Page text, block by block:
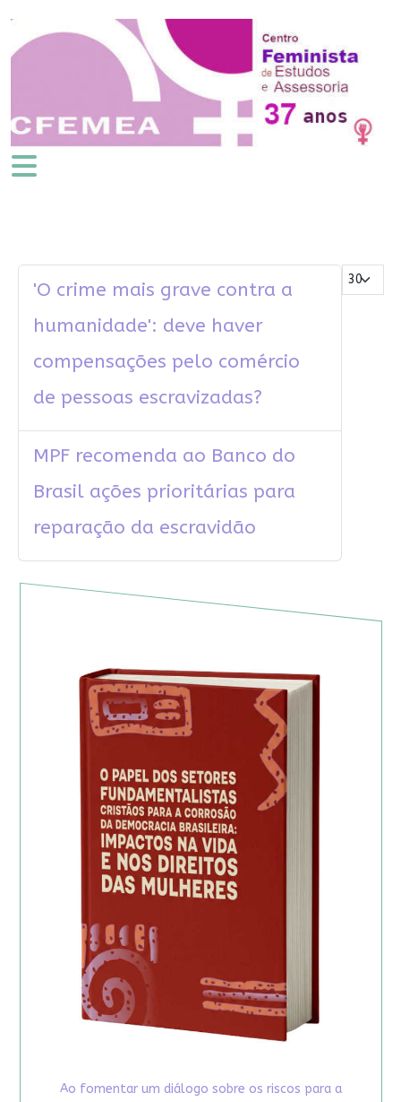
Mostrar #
'O crime mais grave contra a
humanidade': deve haver
compensações pelo comércio
de pessoas escravizadas?
MPF recomenda ao Banco do
Brasil ações prioritárias para
reparação da escravidão
Ao fomentar um diálogo sobre os riscos para a